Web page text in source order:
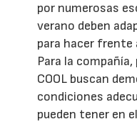
por numerosas
verano deben
para hacer
Para la
COOL buscan
condiciones
pueden tener en